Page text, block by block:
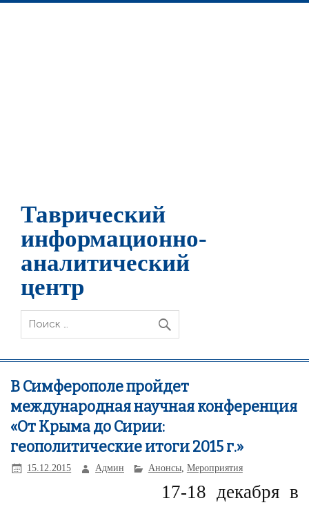
Таврический
информационно-
аналитический
центр
В Симферополе пройдет
международная научная конференция
«От Крыма до Сирии:
геополитические итоги 2015 г.»
15.12.2015 Админ Анонсы, Мероприятия
17-18 декабря в